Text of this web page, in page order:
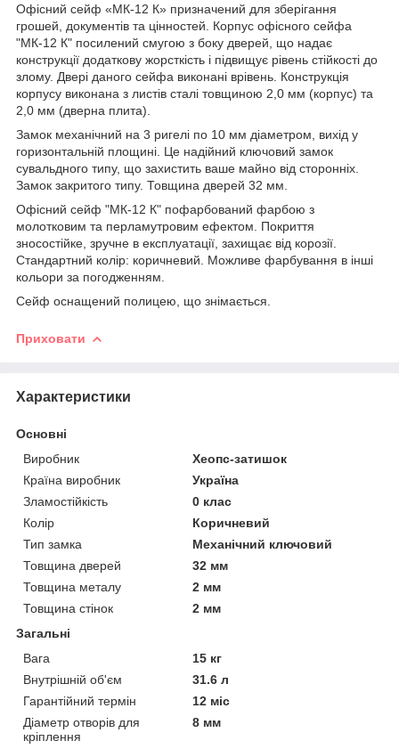
Офісний сейф «МК-12 К» призначений для зберігання
грошей, документів та цінностей. Корпус офісного сейфа
"МК-12 К" посилений смугою з боку дверей, що надає
конструкції додаткову жорсткість і підвищує рівень стійкості до
злому. Двері даного сейфа виконані врівень. Конструкція
корпусу виконана з листів сталі товщиною 2,0 мм (корпус) та
2,0 мм (дверна плита).
Замок механічний на 3 ригелі по 10 мм діаметром, вихід у
горизонтальній площині. Це надійний ключовий замок
сувальдного типу, що захистить ваше майно від сторонніх.
Замок закритого типу. Товщина дверей 32 мм.
Офісний сейф "МК-12 К" пофарбований фарбою з
молотковим та перламутровим ефектом. Покриття
зносостійке, зручне в експлуатації, захищає від корозії.
Стандартний колір: коричневий. Можливе фарбування в інші
кольори за погодженням.
Сейф оснащений полицею, що знімається.
Приховати
Характеристики
Основні
Виробник
Хеопс-затишок
Країна виробник
Україна
Зламостійкість
0 клас
Колір
Коричневий
Тип замка
Механічний ключовий
Товщина дверей
32 мм
Товщина металу
2 мм
Товщина стінок
2 мм
Загальні
Вага
15 кг
Внутрішній об'єм
31.6 л
Гарантійний термін
12 міс
Діаметр отворів для
кріплення
8 мм